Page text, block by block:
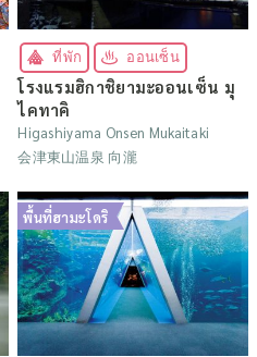
ที่พัก ออนเซ็น
โรงแรมฮิกาชิยามะออนเซ็น มุ
ไคทาคิ
Higashiyama Onsen Mukaitaki
会津東山温泉 向瀧
พื้นที่ฮามะโดริ